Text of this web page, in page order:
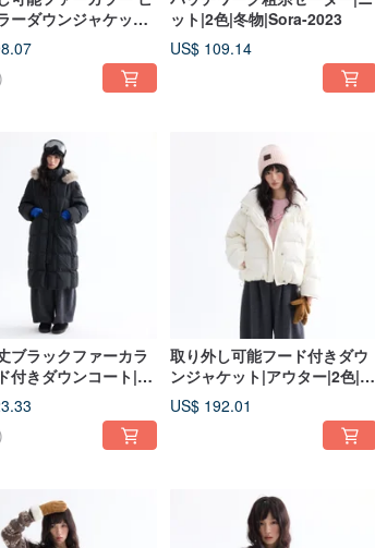
ーダウンジャケット |
| 2色 | 冬物 | Sora-
ット|2色|冬物|Sora-2023
US$ 109.14
ブラックファーカラ
付きダウンコート|ア
物|Sora-2013
取り外し可能フード付きダウ
ンジャケット|アウター|2色|冬
物|Sora-2011
US$ 192.01